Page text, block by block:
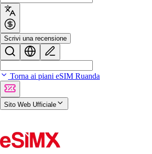
Scrivi una recensione
Torna ai piani eSIM Ruanda
Sito Web Ufficiale